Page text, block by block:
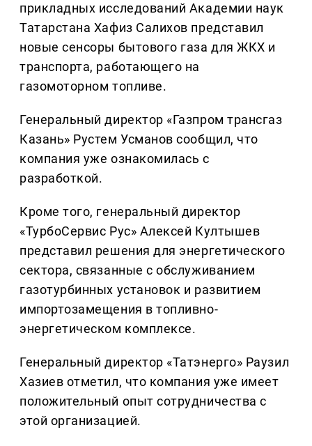
прикладных исследований Академии наук
Татарстана Хафиз Салихов представил
новые сенсоры бытового газа для ЖКХ и
транспорта, работающего на
газомоторном топливе.
Генеральный директор «Газпром трансгаз
Казань» Рустем Усманов сообщил, что
компания уже ознакомилась с
разработкой.
Кроме того, генеральный директор
«ТурбоСервис Рус» Алексей Култышев
представил решения для энергетического
сектора, связанные с обслуживанием
газотурбинных установок и развитием
импортозамещения в топливно-
энергетическом комплексе.
Генеральный директор «Татэнерго» Раузил
Хазиев отметил, что компания уже имеет
положительный опыт сотрудничества с
этой организацией.